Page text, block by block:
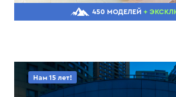
450 МОДЕЛЕЙ +
Нам 15 лет!